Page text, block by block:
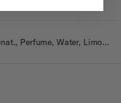
Alcohol Denat., Perfume, Water, Limonene, Linalool, Citral, Citronellol, Eugenol, Geraniol, Benzyl Benzoate, Alpha-Isomethyl Ionone, Hydroxy Citronellal, Tocopherol.